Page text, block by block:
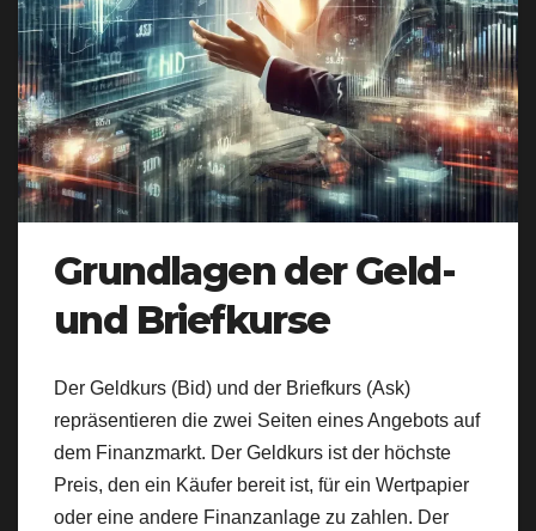
Grundlagen der Geld-
und Briefkurse
Der Geldkurs (Bid) und der Briefkurs (Ask)
repräsentieren die zwei Seiten eines Angebots auf
dem Finanzmarkt. Der Geldkurs ist der höchste
Preis, den ein Käufer bereit ist, für ein Wertpapier
oder eine andere Finanzanlage zu zahlen. Der